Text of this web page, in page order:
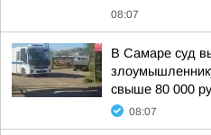
08:07
В Самаре суд
свыше 80 000
08:07